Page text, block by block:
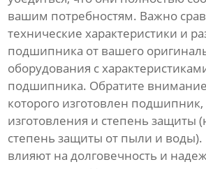
вашим потребностям. Важно
технические характеристики и
подшипника от вашего
оборудования с
подшипника. Обратите
которого изготовлен подшипник,
изготовления и степень защиты
степень защиты от пыли и воды).
влияют на долговечность и